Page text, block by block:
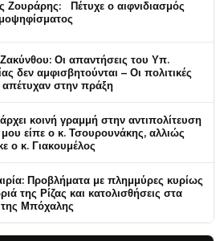
Ζουράρης: Πέτυχε ο αιφνιδιασμός
Ζακύνθου: Οι απαντήσεις του Υπ.
δεν αμφισβητούνται – Οι πολιτικές
στην πράξη
κοινή γραμμή στην αντιπολίτευση
είπε ο κ. Τσουρουνάκης, αλλιώς
ο κ. Γιακουμέλος
Προβλήματα με πλημμύρες κυρίως
της Ρίζας και κατολισθήσεις στα
Μπόχαλης